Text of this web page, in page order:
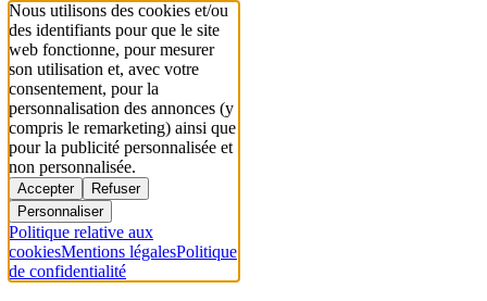
Nous utilisons des cookies et/ou
des identifiants pour que le site
web fonctionne, pour mesurer
son utilisation et, avec votre
consentement, pour la
personnalisation des annonces (y
compris le remarketing) ainsi que
pour la publicité personnalisée et
non personnalisée.
Accepter
Refuser
Personnaliser
Politique relative aux
cookiesMentions légalesPolitique
de confidentialité